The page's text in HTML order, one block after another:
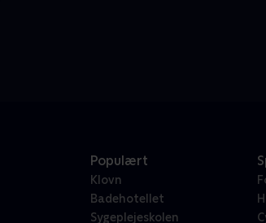
Populært
Klovn
Badehotellet
Sygeplejeskolen